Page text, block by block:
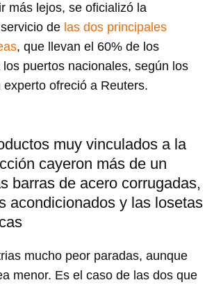
más lejos, se oficializó la
de las dos principales
, que llevan el 60% de los
puertos nacionales, según los
ofreció a Reuters.
muy vinculados a la
cayeron más de un
barras de acero corrugadas,
acondicionados y las losetas
mucho peor paradas, aunque
menor. Es el caso de las dos que